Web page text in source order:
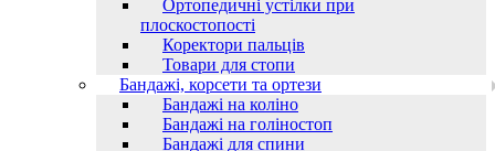
Ортопедичні устілки при
плоскостопості
Коректори пальців
Товари для стопи
Бандажі, корсети та ортези
Бандажі на коліно
Бандажі на голіностоп
Бандажі для спини